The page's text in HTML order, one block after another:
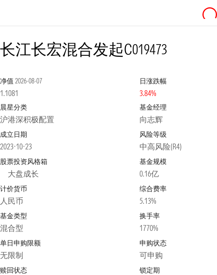
长江长宏混合发起C019473
净值 2026-08-07
1.1081
日涨跌幅
3.84%
晨星分类
沪港深积极配置
基金经理
向志辉
成立日期
2023-10-23
风险等级
中高风险(R4)
股票投资风格箱
大盘成长
基金规模
0.16亿
计价货币
人民币
综合费率
5.13%
基金类型
混合型
换手率
1770%
单日申购限额
无限制
申购状态
可申购
赎回状态 锁定期